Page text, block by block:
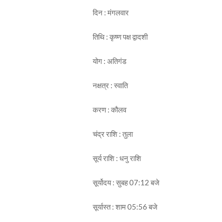
दिन : मंगलवार
तिथि : कृष्ण पक्ष द्वादशी
योग : अतिगंड
नक्षत्र : स्वाति
करण : कौलव
चंद्र राशि : तुला
सूर्य राशि : धनु राशि
सूर्योदय : सुबह 07:12 बजे
सूर्यास्त : शाम 05:56 बजे